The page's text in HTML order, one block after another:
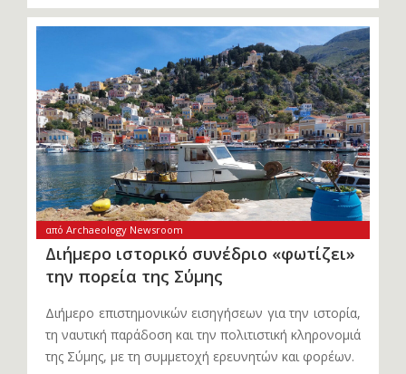
από Archaeology Newsroom
Διήμερο ιστορικό συνέδριο «φωτίζει»
την πορεία της Σύμης
Διήμερο επιστημονικών εισηγήσεων για την ιστορία,
τη ναυτική παράδοση και την πολιτιστική κληρονομιά
της Σύμης, με τη συμμετοχή ερευνητών και φορέων.